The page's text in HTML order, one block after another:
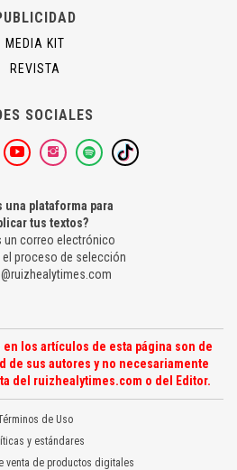
MEDIA KIT
REVISTA
SOCIALES
una plataforma para
tus textos?
un correo electrónico
el proceso de selección
en los artículos de esta página son de
de sus autores y no necesariamente
del ruizhealytimes.com o del Editor.
de Uso
y estándares
venta de productos digitales